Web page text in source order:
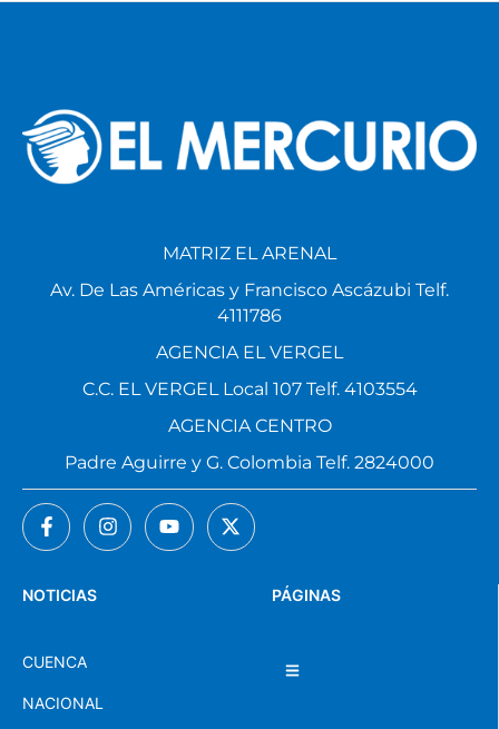
PÁGINAS
NOTICIAS
CUENCA
NACIONAL
MATRIZ EL ARENAL
Av. De Las Américas y Francisco Ascázubi Telf.
4111786
AGENCIA EL VERGEL
C.C. EL VERGEL Local 107 Telf. 4103554
AGENCIA CENTRO
Padre Aguirre y G. Colombia Telf. 2824000